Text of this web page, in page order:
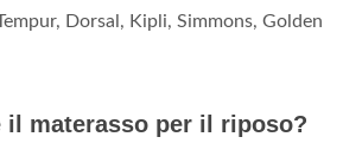
Dorsal, Kipli, Simmons, Golden
il materasso per il riposo?